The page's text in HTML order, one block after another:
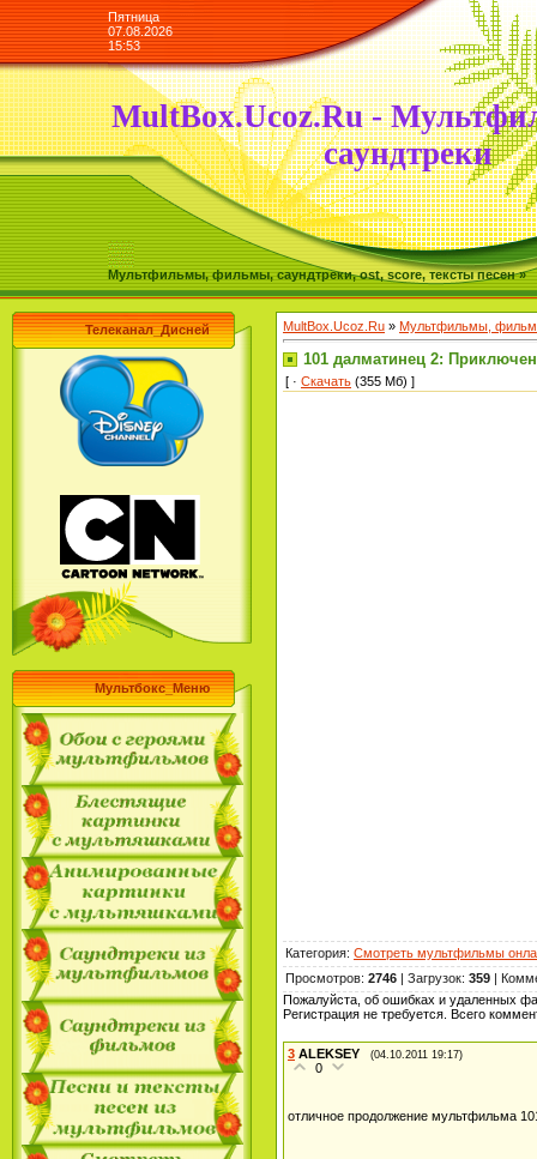
Пятница
07.08.2026
15:53
MultBox.Ucoz.Ru -
саундтреки
Мультфильмы, фильмы, саундтреки, ost, score, тексты песен »
Телеканал_Дисней
Мультбокс_Меню
MultBox.Ucoz.Ru » Мультфильмы,
101 далматинец 2:
[ · Скачать (355 Мб) ]
Категория: Смотреть мультфильмы
Просмотров: 2746 | Загрузок: 359 |
Пожалуйста, об ошибках и удаленных
Регистрация не требуется. Всего
3 ALEKSEY (04.10.2011 19:17)
0
отличное продолжение мультфильма